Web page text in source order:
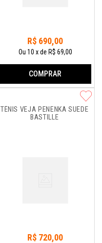
R$ 690,00
Ou 10 xde R$ 69,00
COMPRAR
TÊNIS VEJA PENENKA SUEDE
BASTILLE
R$ 720,00